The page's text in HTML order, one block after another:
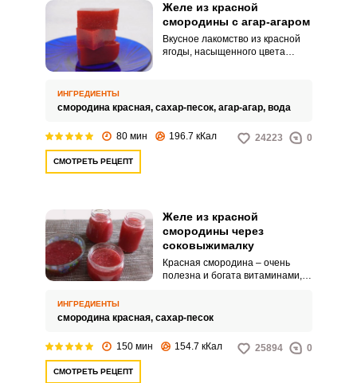
Желе из красной
смородины с агар-агаром
Вкусное лакомство из красной
ягоды, насыщенного цвета
Приготовления с агар-агаром
позволит заготовке прекрасно
тепле, при этом, растительное
ИНГРЕДИЕНТЫ
смородина красная, сахар-песок, агар-агар, вода
80 мин 196.7 кКал 24223 0
СМОТРЕТЬ РЕЦЕПТ
Желе из красной
смородины через
соковыжималку
Красная смородина – очень
полезна и богата витаминами,
и красивого желе, которой
подать с мороженным,
блинчиками или просто
ИНГРЕДИЕНТЫ
смородина красная, сахар-песок
150 мин 154.7 кКал 25894 0
СМОТРЕТЬ РЕЦЕПТ